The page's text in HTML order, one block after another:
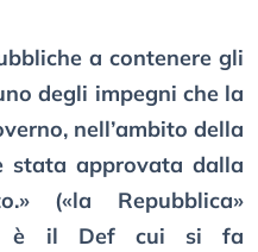
a contenere gli
degli impegni che la
nell’ambito della
stata approvata dalla
(«la Repubblica»
è il Def cui si fa